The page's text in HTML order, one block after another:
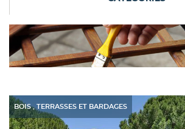
BOIS,TERRASSES ET BARDAGES